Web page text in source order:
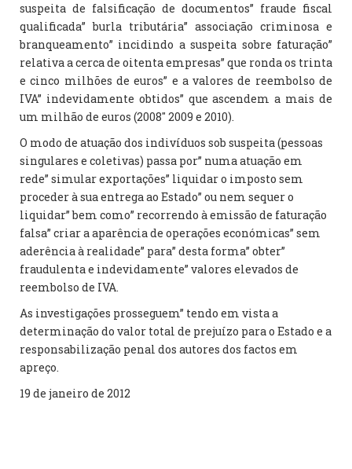
suspeita de falsificação de documentos” fraude fiscal
qualificada” burla tributária” associação criminosa e
branqueamento” incidindo a suspeita sobre faturação”
relativa a cerca de oitenta empresas” que ronda os trinta
e cinco milhões de euros” e a valores de reembolso de
IVA” indevidamente obtidos” que ascendem a mais de
um milhão de euros (2008″ 2009 e 2010).
O modo de atuação dos indivíduos sob suspeita (pessoas
singulares e coletivas) passa por” numa atuação em
rede” simular exportações” liquidar o imposto sem
proceder à sua entrega ao Estado” ou nem sequer o
liquidar” bem como” recorrendo à emissão de faturação
falsa” criar a aparência de operações económicas” sem
aderência à realidade” para” desta forma” obter”
fraudulenta e indevidamente” valores elevados de
reembolso de IVA.
As investigações prosseguem” tendo em vista a
determinação do valor total de prejuízo para o Estado e a
responsabilização penal dos autores dos factos em
apreço.
19 de janeiro de 2012